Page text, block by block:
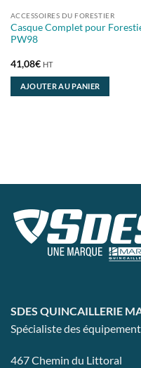
ACCESSOIRES DU FORESTIER
Casque Complet pour
PW98
41,08€ HT
AJOUTER AU PANIER
SDES QUINCAILLERIE
Spécialiste des
467 Chemin du Littoral